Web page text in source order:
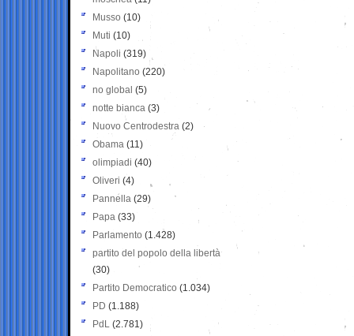
Musso (10)
Muti (10)
Napoli (319)
Napolitano (220)
no global (5)
notte bianca (3)
Nuovo Centrodestra (2)
Obama (11)
olimpiadi (40)
Oliveri (4)
Pannella (29)
Papa (33)
Parlamento (1.428)
partito del popolo della libertà
(30)
Partito Democratico (1.034)
PD (1.188)
PdL (2.781)